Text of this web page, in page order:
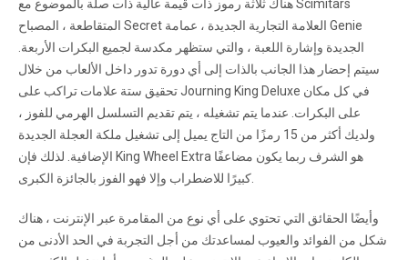
هناك ثلاثة رموز ذات قيمة عالية ذات صلة بالموضوع مع Scimitars
المتقاطعة ، المصباح Secret العلامة التجارية الجديدة ، عمامة Genie
الجديدة وإشارة اللعبة ، والتي ستظهر مكدسة لجميع البكرات الأربعة.
سيتم إحضار هذا الجانب بالذات إلى أي دورة تدور داخل الألعاب من خلال
تحقيق ستة علامات تراكب على Journing King Deluxe في كل مكان
على البكرات. عندما يتم تشغيله ، يتم تقديم التسلسل الهرمي للفوز ،
ولديك أكثر من 15 رمزًا من التاج يميل إلى تشغيل ملكة العجلة الجديدة
الإضافية. لذلك فإن King Wheel Extra هو الشرف ربما يكون مضاعفًا
وأيضًا الحقائق التي تحتوي على أي نوع من المقامرة عبر الإنترنت ، هناك
شكل من الفوائد والعيوب لمساعدتك من أجل التجربة في الحد الأدنى من